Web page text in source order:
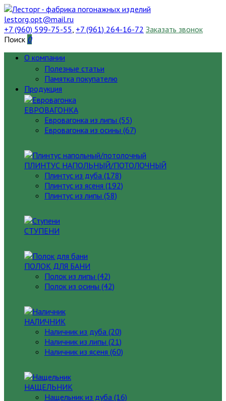
lestorg.opt@mail.ru
+7 (960) 599-75-55, +7 (961) 264-16-72 Заказать звонок
Поиск 0
О компании
Полезные статьи
Памятка покупателю
Продукция
ЕВРОВАГОНКА
Евровагонка из липы (55)
Евровагонка из осины (67)
ПЛИНТУС НАПОЛЬНЫЙ/ПОТОЛОЧНЫЙ
Плинтус из дуба (178)
Плинтус из ясеня (192)
Плинтус из липы (58)
СТУПЕНИ
ПОЛОК ДЛЯ БАНИ
Полок из липы (42)
Полок из осины (42)
НАЛИЧНИК
Наличник из дуба (20)
Наличник из липы (21)
Наличник из ясеня (60)
НАЩЕЛЬНИК
Нащельник из дуба (16)